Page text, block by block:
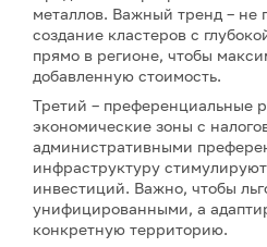
металлов. Важный тренд – не
создание кластеров с
прямо в регионе, чтобы
добавленную стоимость.
Третий – преференциальные
экономические зоны с
административными
инфраструктуру
инвестиций. Важно, чтобы
унифицированными, а
конкретную территорию.